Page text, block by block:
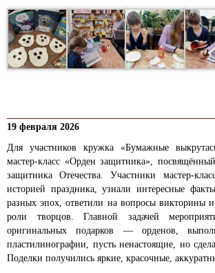
19 февраля 2026
Для участников кружка «Бумажные
мастер-класс «Орден защитника»,
защитника Отечества. Участники мастер-
историей праздника, узнали интересные
разных эпох, ответили на вопросы викторины
роли творцов. Главной задачей
оригинальных подарков — орденов,
пластилинографии, пусть ненастоящие, но
Поделки получились яркие, красочные,